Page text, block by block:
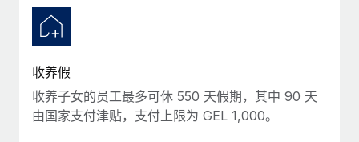
收养假
收养子女的员工最多可休 550 天假期，其中 90 天
由国家支付津贴，支付上限为 GEL 1,000。